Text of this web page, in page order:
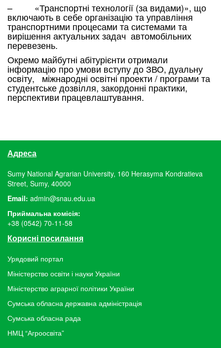
– «Транспортні технології (за видами)», що
включають в себе організацію та управління
транспортними процесами та системами та
вирішення актуальних задач автомобільних
перевезень.
Окремо майбутні абітурієнти отримали
інформацію про умови вступу до ЗВО, дуальну
освіту, міжнародні освітні проекти / програми та
студентське дозвілля, закордонні практики,
перспективи працевлаштування.
Адреса
Sumy National Agrarian University, 160 Herasyma Kondratieva
Street, Sumy, 40000
Email: admin@snau.edu.ua
Приймальна комісія:
+38 (0542) 70-11-58
Корисні посилання
Урядовий портал
Міністерство освіти і науки України
Міністерство аграрної політики України
Сумська обласна державна адміністрація
Сумська обласна рада
НМЦ “Агроосвіта”